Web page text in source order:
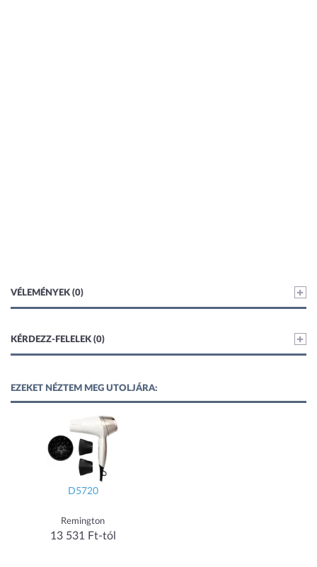
VÉLEMÉNYEK (0)
KÉRDEZZ-FELELEK (0)
EZEKET NÉZTEM MEG UTOLJÁRA:
D5720
Remington
13 531 Ft-tól